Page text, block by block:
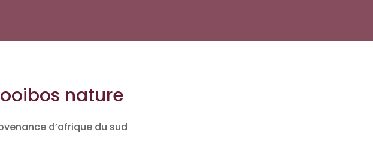
nature
d’afrique du sud